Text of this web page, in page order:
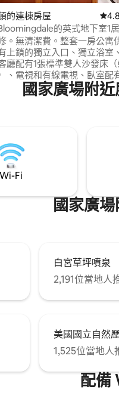
4.99 的平均評分（滿分 5 分
的連棟房屋 從
的英式地下室1
。無清潔費。整套一房公寓
上鎖的獨立入口、獨立浴室
廳配有1張標準雙人沙發床
、電視和有線電視、臥室配
。歡迎寵物和兒童入住。可提
尺寸充氣床墊。地鐵站是
白宮、The Mall和
國家廣場附
Wi-Fi
國家廣
白宮草坪噴泉
2,191位當地人
美國國立自然
1,525位當地人
配備